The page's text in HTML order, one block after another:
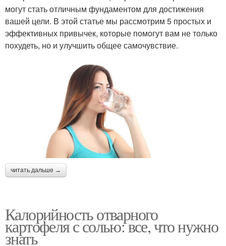
могут стать отличным фундаментом для достижения
вашей цели. В этой статье мы рассмотрим 5 простых и
эффективных привычек, которые помогут вам не только
похудеть, но и улучшить общее самочувствие.
читать дальше →
Калорийность отварного
картофеля с солью: все, что нужно
знать